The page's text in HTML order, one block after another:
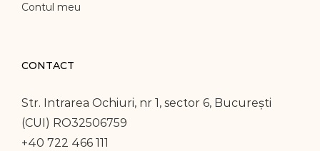
Contul meu
CONTACT
Str. Intrarea Ochiuri, nr 1, sector 6, București
(CUI) RO32506759
+40 722 466 111